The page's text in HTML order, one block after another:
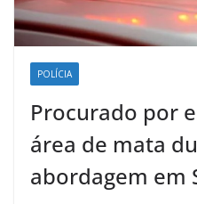
POLÍCIA
Procurado por
área de mata
abordagem em